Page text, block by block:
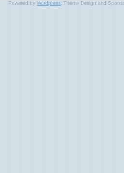
Powered byWordpress, Theme Design and